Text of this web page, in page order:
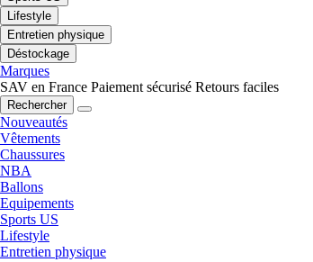
Lifestyle
Entretien physique
Déstockage
Marques
SAV en France Paiement sécurisé Retours faciles
Rechercher
Nouveautés
Vêtements
Chaussures
NBA
Ballons
Equipements
Sports US
Lifestyle
Entretien physique